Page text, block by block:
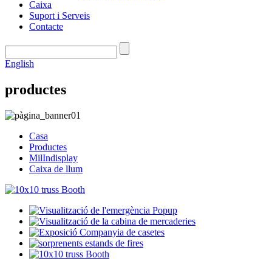
Caixa
Suport i Serveis
Contacte
English
productes
Casa
Productes
MilIndisplay
Caixa de llum